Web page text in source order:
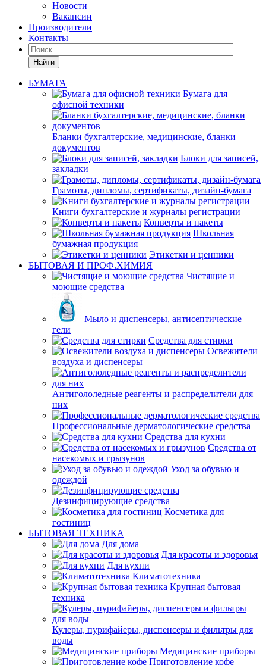
Новости
Вакансии
Производители
Контакты
Найти
БУМАГА
Бумага для
офисной техники
Бланки бухгалтерские, медицинские, бланки
документов
Блоки для записей,
закладки
Грамоты, дипломы, сертификаты, дизайн-бумага
Книги бухгалтерские и журналы регистрации
Конверты и пакеты
Школьная
бумажная продукция
Этикетки и ценники
БЫТОВАЯ И ПРОФ.ХИМИЯ
Чистящие и
моющие средства
Мыло и диспенсеры, антисептические
гели
Средства для стирки
Освежители
воздуха и диспенсеры
Антигололедные реагенты и распределители для
них
Профессиональные дерматологические средства
Средства для кухни
Средства от
насекомых и грызунов
Уход за обувью и
одеждой
Дезинфицирующие средства
Косметика для
гостиниц
БЫТОВАЯ ТЕХНИКА
Для дома
Для красоты и здоровья
Для кухни
Климатотехника
Крупная бытовая
техника
Кулеры, пурифайеры, диспенсеры и фильтры для
воды
Медицинские приборы
Приготовление кофе